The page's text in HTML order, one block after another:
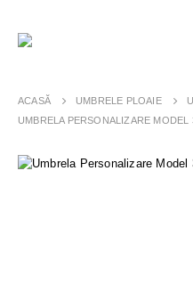
ACASĂ UMBRELE PLOAIE
UMBRELA PERSONALIZARE MODEL